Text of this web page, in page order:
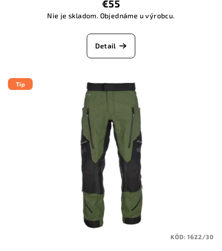
€55
Nie je skladom. Objednáme u výrobcu.
Detail
Tip
KÓD:1622/30